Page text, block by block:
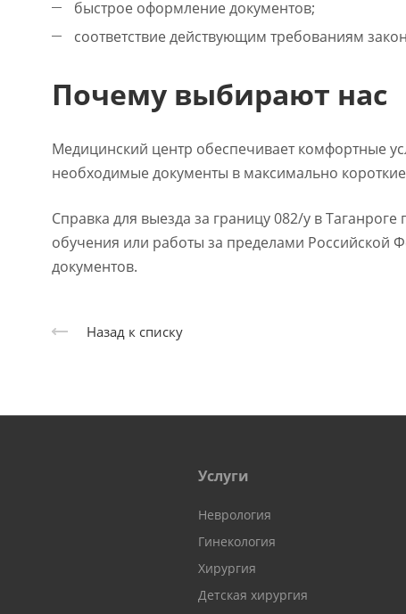
быстрое оформление документов;
соответствие действующим требованиям
Почему выбирают нас
Медицинский центр обеспечивает комфортные
необходимые документы в максимально
Справка для выезда за границу 082/у в
обучения или работы за пределами Российской
документов.
Назад к списку
Услуги
Неврология
Гинекология
Хирургия
Детская хирургия